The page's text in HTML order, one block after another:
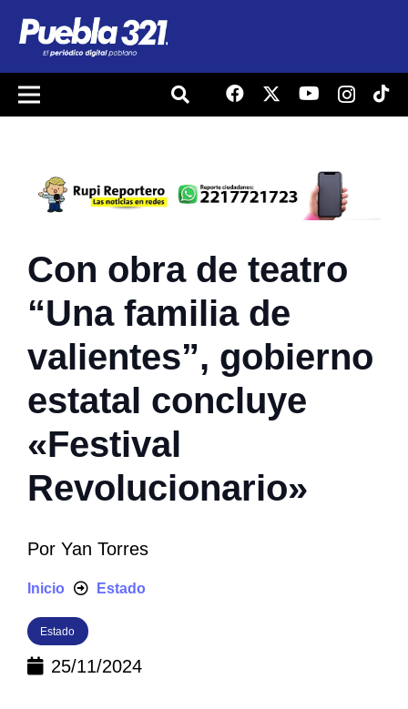
Con obra de teatro
“Una familia de
valientes”, gobierno
estatal concluye
«Festival
Revolucionario»
Por Yan Torres
Inicio Estado
Estado
25/11/2024